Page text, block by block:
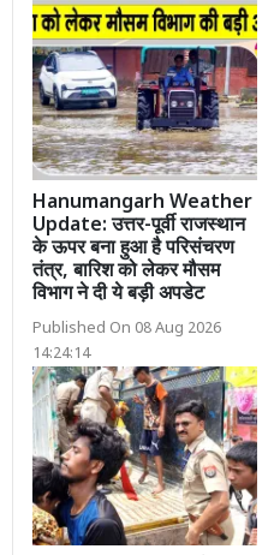
Hanumangarh Weather
Update: उत्तर-पूर्वी राजस्थान
के ऊपर बना हुआ है परिसंचरण
तंत्र, बारिश को लेकर मौसम
विभाग ने दी ये बड़ी अपडेट
Published On 08 Aug 2026
14:24:14